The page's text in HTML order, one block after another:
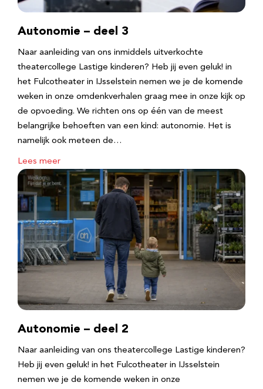
Autonomie – deel 3
Naar aanleiding van ons inmiddels uitverkochte
theatercollege Lastige kinderen? Heb jij even geluk! in
het Fulcotheater in IJsselstein nemen we je de komende
weken in onze omdenkverhalen graag mee in onze kijk op
de opvoeding. We richten ons op één van de meest
belangrijke behoeften van een kind: autonomie. Het is
namelijk ook meteen de…
Lees meer
Autonomie – deel 2
Naar aanleiding van ons theatercollege Lastige kinderen?
Heb jij even geluk! in het Fulcotheater in IJsselstein
nemen we je de komende weken in onze